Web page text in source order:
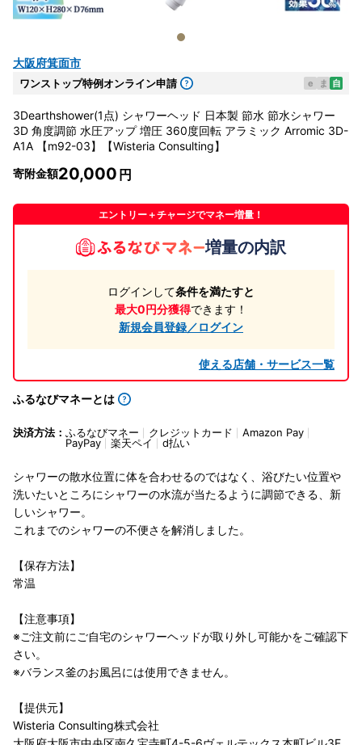
大阪府箕面市
ワンストップ特例オンライン申請 e ま 自
3Dearthshower(1点) シャワーヘッド 日本製 節水 節水シャワー
3D 角度調節 水圧アップ 増圧 360度回転 アラミック Arromic 3D-
A1A 【m92-03】【Wisteria Consulting】
寄附金額20,000
エントリー＋チャージでマネー増量！
増量の内訳
ログインして条件を満たすと
最大0円分獲得できます！
新規会員登録／ログイン
使える店舗・サービス一覧
ふるなびマネーとは
決済方法： ふるなびマネー クレジットカード
Amazon Pay
PayPay
楽天ペイ d払い
シャワーの散水位置に体を合わせるのではなく、浴びたい位置や
洗いたいところにシャワーの水流が当たるように調節できる、新
しいシャワー。
これまでのシャワーの不便さを解消しました。
【保存方法】
常温
【注意事項】
※ご注文前にご自宅のシャワーヘッドが取り外し可能かをご確認下
さい。
※バランス釜のお風呂には使用できません。
【提供元】
Wisteria Consulting株式会社